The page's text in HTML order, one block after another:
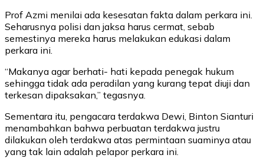
Prof Azmi menilai ada kesesatan fakta dalam perkara ini.
Seharusnya polisi dan jaksa harus cermat, sebab
semestinya mereka harus melakukan edukasi dalam
perkara ini.
“Makanya agar berhati- hati kepada penegak hukum
sehingga tidak ada peradilan yang kurang tepat diuji dan
terkesan dipaksakan,” tegasnya.
Sementara itu, pengacara terdakwa Dewi, Binton Sianturi
menambahkan bahwa perbuatan terdakwa justru
dilakukan oleh terdakwa atas permintaan suaminya atau
yang tak lain adalah pelapor perkara ini.